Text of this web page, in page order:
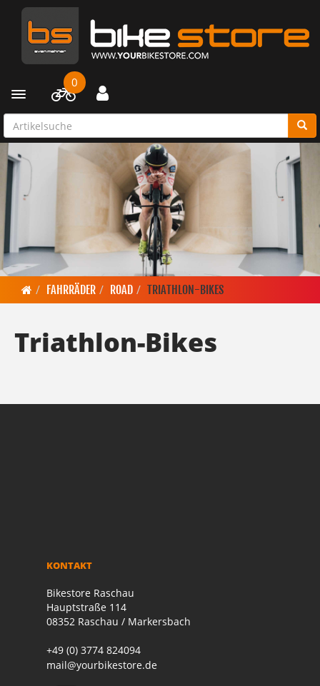
Toggle navigation
0
FAHRRÄDER ROAD TRIATHLON-BIKES
Triathlon-Bikes
KONTAKT
Bikestore Raschau
Hauptstraße 114
08352 Raschau / Markersbach
+49 (0) 3774 824094
mail@yourbikestore.de